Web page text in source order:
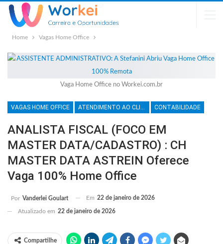
Home Vagas Home Office
Vaga Home Office no Workei.com.br
VAGAS HOME OFFICE ATENDIMENTO AO CLIENTE CONTABILIDADE
ANALISTA FISCAL (FOCO EM
MASTER DATA/CADASTRO) : CH
MASTER DATA ASTREIN Oferece
Vaga 100% Home Office
Por Vanderlei Goulart Em 22 de janeiro de 2026
Atualizado em 22 de janeiro de 2026
Compartilhe